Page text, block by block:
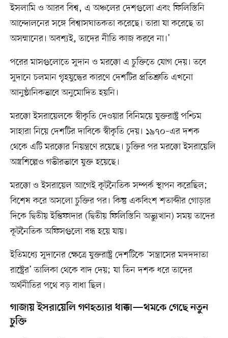
ইসলামি ও আরব বিশ্ব, এ অঞ্চলের দেশগুলো এবং ফিলিস্তিনি
আন্দোলনের সঙ্গে বিশ্বাসঘাতকতা করেছে। তারা যা করেছে তা
অসম্মানের। অবশ্যই, তাদের নীতি কাজ করবে না।’
পরের মাসগুলোতে সুদান ও মরক্কো এ চুক্তিতে যোগ দেয়। তবে
সুদানে চলমান গৃহযুদ্ধের কারণে দেশটির প্রতিশ্রুতি এখনো
আনুষ্ঠানিকভাবে অনুমোদিত হয়নি।
মরক্কো ইসরায়েলকে স্বীকৃতি দেওয়ার বিনিময়ে যুক্তরাষ্ট্র পশ্চিম
সাহারা নিয়ে দেশটির দাবিকে স্বীকৃতি দেয়। ১৯৭০–এর দশক
থেকে এটি মরক্কোর নিয়ন্ত্রণে রয়েছে। চুক্তির পর মরক্কো ইসরায়েলি
অস্ত্রশিল্পেও গভীরভাবে যুক্ত হয়েছে।
মরক্কো ও ইসরায়েল আগেই কূটনৈতিক সম্পর্ক স্থাপন করেছিল;
বিশেষ করে অসলো চুক্তির পর। কিন্তু একবিংশ শতাব্দীর গোড়ার
দিকে দ্বিতীয় ইন্তিফাদার (দ্বিতীয় ফিলিস্তিনি অভ্যুত্থান) সময় তাদের
কূটনৈতিক অফিসগুলো বন্ধ হয়ে যায়।
ইতিমধ্যে সুদানের ক্ষেত্রে যুক্তরাষ্ট্র দেশটিকে ‘সন্ত্রাসের মদদদাতা
রাষ্ট্রের’ তালিকা থেকে বাদ দেয়; যা তিন দশক ধরে তাদের
অর্থনীতির পথে বড় বাধা ছিল।
গাজায় ইসরায়েলি গণহত্যার ধাক্কা—থমকে গেছে নতুন
চুক্তি